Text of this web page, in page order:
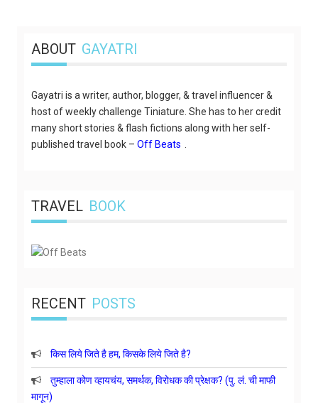
ABOUT GAYATRI
Gayatri is a writer, author, blogger, & travel influencer &
host of weekly challenge Tiniature. She has to her credit
many short stories & flash fictions along with her self-
published travel book – Off Beats
TRAVEL BOOK
RECENT POSTS
किस लिये जिते है हम, किसके लिये जिते है?
तुम्हाला कोण व्हायचंय, समर्थक, विरोधक की प्रेक्षक? (पु. लं. ची माफी
मागून)